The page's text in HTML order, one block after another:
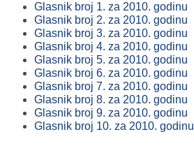
Glasnik broj 1. za 2010. godinu
Glasnik broj 2. za 2010. godinu
Glasnik broj 3. za 2010. godinu
Glasnik broj 4. za 2010. godinu
Glasnik broj 5. za 2010. godinu
Glasnik broj 6. za 2010. godinu
Glasnik broj 7. za 2010. godinu
Glasnik broj 8. za 2010. godinu
Glasnik broj 9. za 2010. godinu
Glasnik broj 10. za 2010. godinu